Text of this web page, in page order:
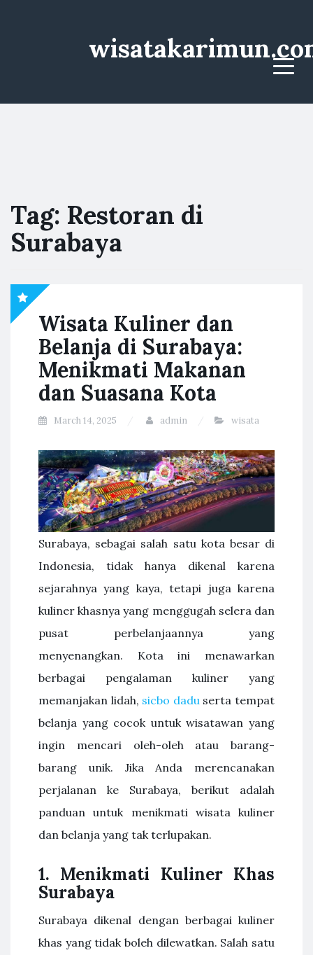
Menu
Tag: Restoran di
Surabaya
Wisata Kuliner dan
Belanja di Surabaya:
Menikmati Makanan
dan Suasana Kota
March 14, 2025 admin wisata
Surabaya, sebagai salah satu kota besar di
Indonesia, tidak hanya dikenal karena
sejarahnya yang kaya, tetapi juga karena
kuliner khasnya yang menggugah selera dan
pusat perbelanjaannya yang
menyenangkan. Kota ini menawarkan
berbagai pengalaman kuliner yang
memanjakan lidah, sicbo dadu serta tempat
belanja yang cocok untuk wisatawan yang
ingin mencari oleh-oleh atau barang-
barang unik. Jika Anda merencanakan
perjalanan ke Surabaya, berikut adalah
panduan untuk menikmati wisata kuliner
dan belanja yang tak terlupakan.
1. Menikmati Kuliner Khas
Surabaya
Surabaya dikenal dengan berbagai kuliner
khas yang tidak boleh dilewatkan. Salah satu